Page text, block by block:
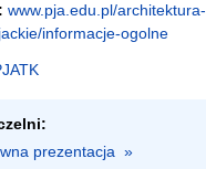
www.pja.edu.pl/architektura-
informacje-ogolne
prezentacja  »